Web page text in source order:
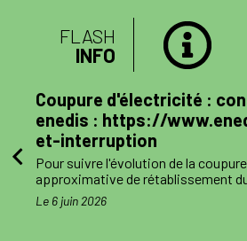
le
FLASH
INFO
Coupure d'électricité :
enedis : https://
et-interruption
Pour suivre l'évolution de la
approximative de rétablissement
pouvez consulter le site enedis.fr/
interruption ou télécharger
côtés. Toutefois l'alimentation
Le 6 juin 2026